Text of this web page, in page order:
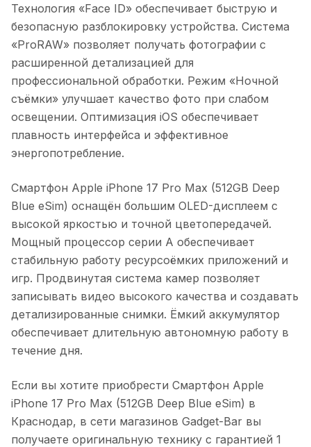
Технология «Face ID» обеспечивает быструю и
безопасную разблокировку устройства. Система
«ProRAW» позволяет получать фотографии с
расширенной детализацией для
профессиональной обработки. Режим «Ночной
съёмки» улучшает качество фото при слабом
освещении. Оптимизация iOS обеспечивает
плавность интерфейса и эффективное
энергопотребление.
Смартфон Apple iPhone 17 Pro Max (512GB Deep
Blue eSim) оснащён большим OLED-дисплеем с
высокой яркостью и точной цветопередачей.
Мощный процессор серии A обеспечивает
стабильную работу ресурсоёмких приложений и
игр. Продвинутая система камер позволяет
записывать видео высокого качества и создавать
детализированные снимки. Ёмкий аккумулятор
обеспечивает длительную автономную работу в
течение дня.
Если вы хотите приобрести Смартфон Apple
iPhone 17 Pro Max (512GB Deep Blue eSim) в
Краснодар, в сети магазинов Gadget-Bar вы
получаете оригинальную технику с гарантией 1